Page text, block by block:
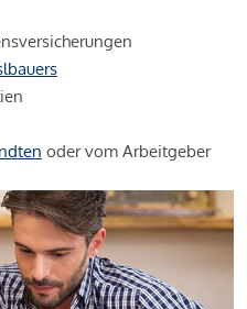
oder vom Arbeitgeber